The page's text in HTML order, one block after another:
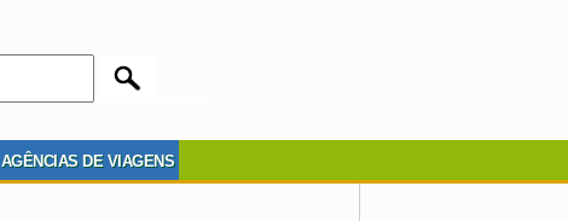
AGÊNCIAS DE VIAGENS